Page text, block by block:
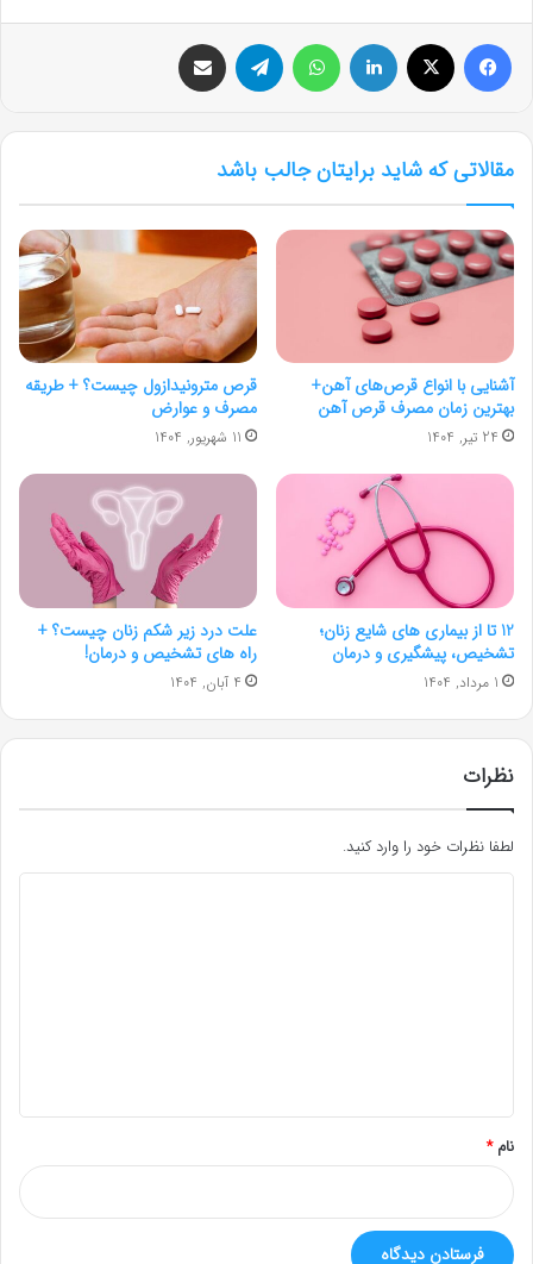
مقالاتی که شاید برایتان جالب باشد
آشنایی با انواع قرص‌های آهن+
بهترین زمان مصرف قرص آهن
24 تیر, 1404
قرص مترونیدازول چیست؟ + طریقه
مصرف و عوارض
11 شهریور, 1404
12 تا از بیماری های شایع زنان؛
تشخیص، پیشگیری و درمان
1 مرداد, 1404
علت درد زیر شکم زنان چیست؟ +
راه های تشخیص و درمان!
4 آبان, 1404
نظرات
لطفا نظرات خود را وارد کنید.
نام*